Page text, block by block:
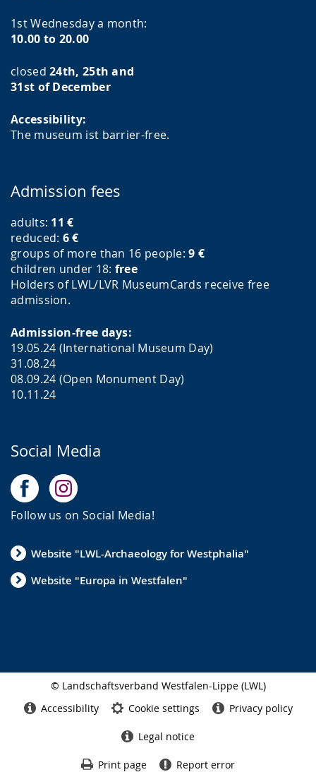
1st Wednesday a month:
10.00 to 20.00
closed24th, 25th and
31st of December
Accessibility:
The museum ist barrier-free.
Admission fees
adults: 11 €
reduced: 6€
groups of more than 16 people:9 €
children under 18: free
Holders of LWL/LVR MuseumCards receive free
admission.
Admission-free days:
19.05.24 (International Museum Day)
31.08.24
08.09.24 (Open Monument Day)
10.11.24
Social Media
Follow us on Social Media!
Website "LWL-Archaeology for Westphalia"
Website "Europa in Westfalen"
© Landschaftsverband Westfalen-Lippe (LWL)
finish
Accessibility Cookie settings Privacy policy
Legal notice
Print page Report error